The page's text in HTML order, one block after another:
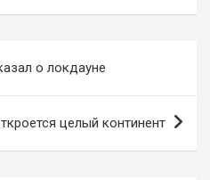
о локдауне
целый континент